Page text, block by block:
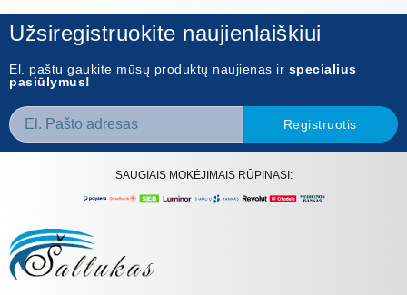
Užsiregistruokite naujienlaiškiui
El. paštu gaukite mūsų produktų naujienas ir specialius
pasiūlymus!
Registruotis
SAUGIAIS MOKĖJIMAIS RŪPINASI: